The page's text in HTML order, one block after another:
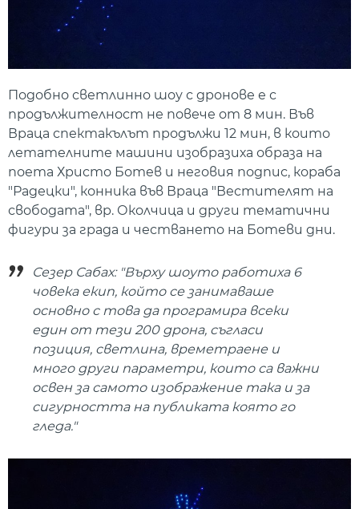
Подобно светлинно шоу с дронове е с
продължителност не повече от 8 мин. Във
Враца спектакълът продължи 12 мин, в които
летателните машини изобразиха образа на
поета Христо Ботев и неговия подпис, кораба
"Радецки", конника във Враца "Вестителят на
свободата", вр. Околчица и други тематични
фигури за града и честването на Ботеви дни.
Сезер Сабах: "Върху шоуто работиха 6
човека екип, който се занимаваше
основно с това да програмира всеки
един от тези 200 дрона, съгласи
позиция, светлина, времетраене и
много други параметри, които са важни
освен за самото изображение така и за
сигурността на публиката която го
гледа."